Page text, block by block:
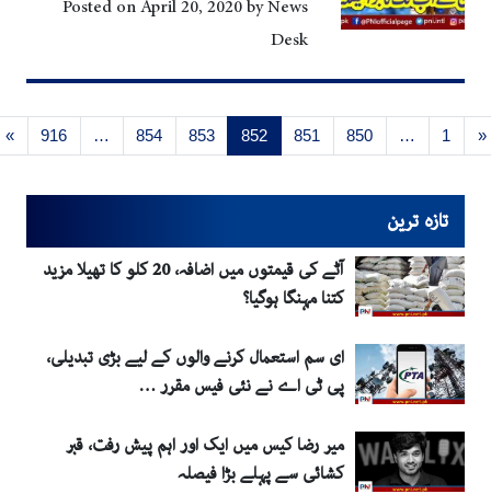
Posted onApril 20, 2020byNews
Desk
…
850
851
852
853
854
…
916
»
تازہ ترین
آٹے کی قیمتوں میں اضافہ، 20 کلو کا تھیلا مزید
کتنا مہنگا ہوگیا؟
ای سم استعمال کرنے والوں کے لیے بڑی تبدیلی،
پی ٹی اے نے نئی فیس مقرر …
میر رضا کیس میں ایک اور اہم پیش رفت، قبر
کشائی سے پہلے بڑا فیصلہ